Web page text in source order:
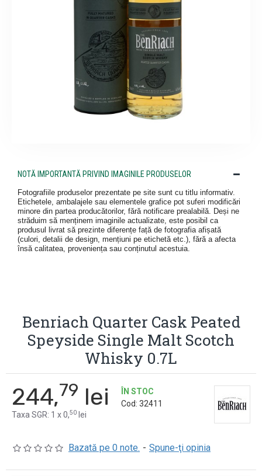
NOTĂ IMPORTANTĂ PRIVIND IMAGINILE PRODUSELOR
Fotografiile produselor prezentate pe site sunt cu titlu informativ.
Etichetele, ambalajele sau elementele grafice pot suferi modificări
minore din partea producătorilor, fără notificare prealabilă. Deși ne
străduim să menținem imaginile actualizate, este posibil ca
produsul livrat să prezinte diferențe față de fotografia afișată
(culori, detalii de design, mențiuni pe etichetă etc.), fără a afecta
însă calitatea, proveniența sau conținutul acestuia.
Benriach Quarter Cask Peated
Speyside Single Malt Scotch
Whisky 0.7L
Bazată pe 0 note. - Spune-ţi opinia
244,79 lei
Taxa SGR: 1 x 0,50 lei
ÎN STOC
Cod: 32411